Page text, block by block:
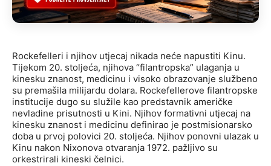
Rockefelleri i njihov utjecaj nikada neće napustiti Kinu.
Tijekom 20. stoljeća, njihova “filantropska” ulaganja u
kinesku znanost, medicinu i visoko obrazovanje službeno
su premašila milijardu dolara. Rockefellerove filantropske
institucije dugo su služile kao predstavnik američke
nevladine prisutnosti u Kini. Njihov formativni utjecaj na
kinesku znanost i medicinu definirao je postmisionarsko
doba u prvoj polovici 20. stoljeća. Njihov ponovni ulazak u
Kinu nakon Nixonova otvaranja 1972. pažljivo su
orkestrirali kineski čelnici.